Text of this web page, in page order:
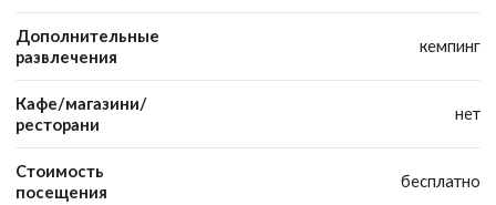
Дополнительные
развлечения
кемпинг
Кафе/магазини/
ресторани
нет
Стоимость
посещения
бесплатно